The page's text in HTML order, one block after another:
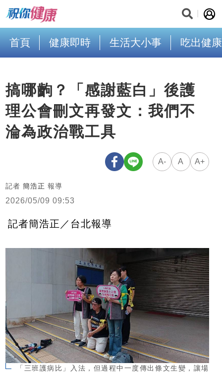
首頁 健康即時 生活大小事 吃出健康
搞哪齣？「感謝藍白」後護
理公會刪文再發文：我們不
淪為政治戰工具
A- A A+
記者 簡浩正 報導
2026/05/09 09:53
記者簡浩正／台北報導
「三班護病比」入法，但過程中一度傳出條文生變，讓場